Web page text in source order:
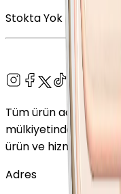
Stokta Yok
Tüm ürün adları,
mülkiyetindedir. Bu
ürün ve hizmet adları
Adres